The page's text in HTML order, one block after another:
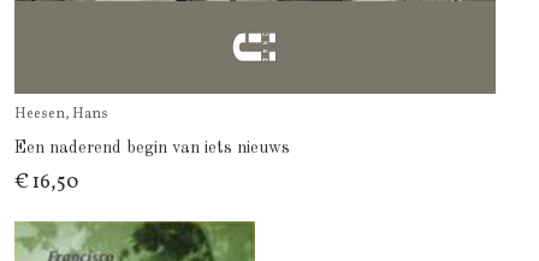
Heesen, Hans
Een naderend begin van iets nieuws
€ 16,50